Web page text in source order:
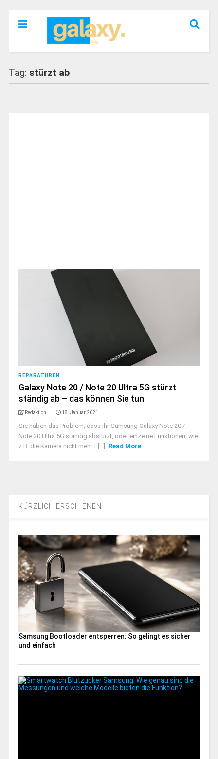
Tag: stürzt ab
REPARATUREN
Galaxy Note 20 / Note 20 Ultra 5G stürzt
ständig ab – das können Sie tun
Redaktion 18. Januar 2021
Sie haben das Problem, dass Ihr Samsung Galaxy Note 20 /
Note 20 Ultra 5G ständig abstürzt, oder einzelne Funktionen, wie
z.B. die Kamera nicht mehr f [...]
Read More
KÜRZLICH ERSCHIENEN
Samsung Bootloader entsperren: So gelingt es sicher
und einfach